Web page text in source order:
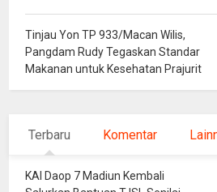
Tinjau Yon TP 933/Macan Wilis,
Pangdam Rudy Tegaskan Standar
Makanan untuk Kesehatan Prajurit
Terbaru Komentar
KAI Daop 7 Madiun Kembali